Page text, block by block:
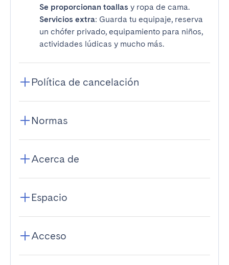
Se proporcionan toallas y ropa de cama.
Servicios extra: Guarda tu equipaje, reserva
un chófer privado, equipamiento para niños,
actividades lúdicas y mucho más.
Política de cancelación
Normas
Acerca de
Espacio
Acceso